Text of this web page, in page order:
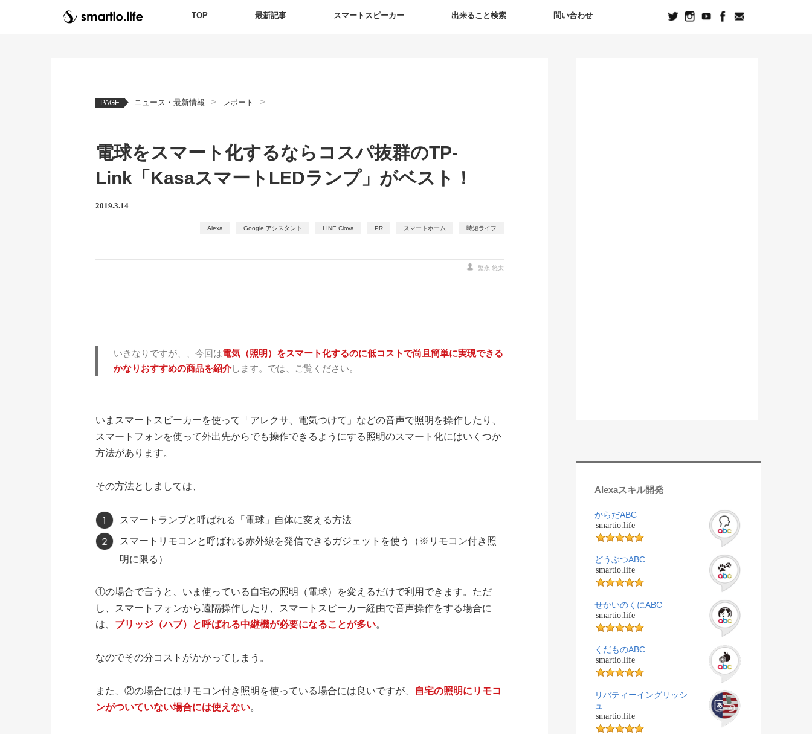
TOP 最新記事 スマートスピーカー 出来ること検索 問い合わせ
PAGE ニュース・最新情報 > レポート >
電球をスマート化するならコスパ抜群のTP-
Link「KasaスマートLEDランプ」がベスト！
2019.3.14
Alexa Google アシスタント LINE Clova PR スマートホーム 時短ライフ
繁永 悠太
いきなりですが、、今回は電気（照明）をスマート化するのに低コストで尚且簡単に実現できる
かなりおすすめの商品を紹介します。では、ご覧ください。
いまスマートスピーカーを使って「アレクサ、電気つけて」などの音声で照明を操作したり、
スマートフォンを使って外出先からでも操作できるようにする照明のスマート化にはいくつか
方法があります。
その方法としましては、
スマートランプと呼ばれる「電球」自体に変える方法
スマートリモコンと呼ばれる赤外線を発信できるガジェットを使う（※リモコン付き照
明に限る）
①の場合で言うと、いま使っている自宅の照明（電球）を変えるだけで利用できます。ただ
し、スマートフォンから遠隔操作したり、スマートスピーカー経由で音声操作をする場合に
は、 ブリッジ（ハブ）と呼ばれる中継機が必要になることが多い。
なのでその分コストがかかってしまう。
また、②の場合にはリモコン付き照明を使っている場合には良いですが、
自宅の照明にリモコ
ンがついていない場合には使えない。
Alexaスキル開発
からだABC
smartio.life
どうぶつABC
smartio.life
せかいのくにABC
smartio.life
くだものABC
smartio.life
リバティーイングリッシ
ュ
smartio.life